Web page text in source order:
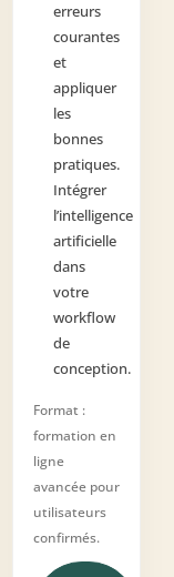
erreurs
courantes
et
appliquer
les
bonnes
pratiques.
Intégrer
l’intelligence
artificielle
dans
votre
workflow
de
conception.
Format :
formation en
ligne
avancée pour
utilisateurs
confirmés.